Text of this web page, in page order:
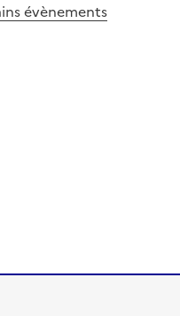
évènements